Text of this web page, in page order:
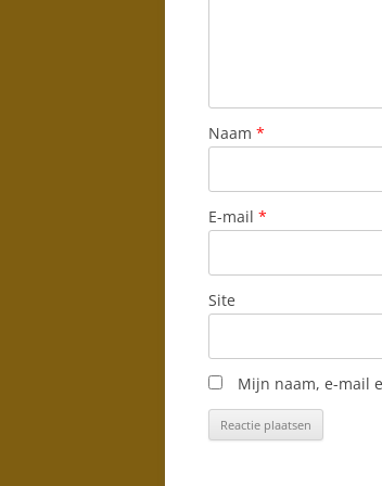
Naam *
E-mail *
Site
Mijn naam, e-mail